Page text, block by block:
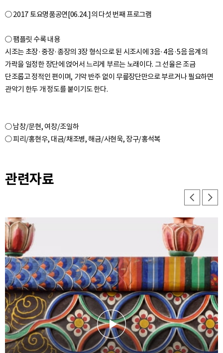
○ 2017 토요명품공연[06.24.]의 다섯 번째 프로그램
○ 팸플릿 수록 내용
시조는 초장·중장·종장의 3장 형식으로 된 시조시에 3음·4음·5음 음계의
가락을 일정한 장단에 얹어서 느리게 부르는 노래이다. 그 선율은 조금
단조롭고 정적인 편이며, 기악 반주 없이 무릎장단만으로 부르거나 필요하면
○ 남창/문현, 여창/조일하
관련자료